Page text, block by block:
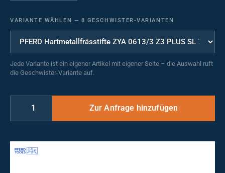
VARIANTE WÄHLEN — 8 GESCHWISTER-VARIANTEN
Jede Variante ist ein eigener Artikel mit eigener Seite – die Auswahl ruft
die Geschwister-Variante auf.